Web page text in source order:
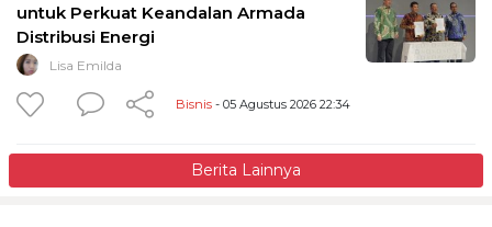
untuk Perkuat Keandalan Armada
Distribusi Energi
Lisa Emilda
Bisnis - 05 Agustus 2026 22:34
Berita Lainnya